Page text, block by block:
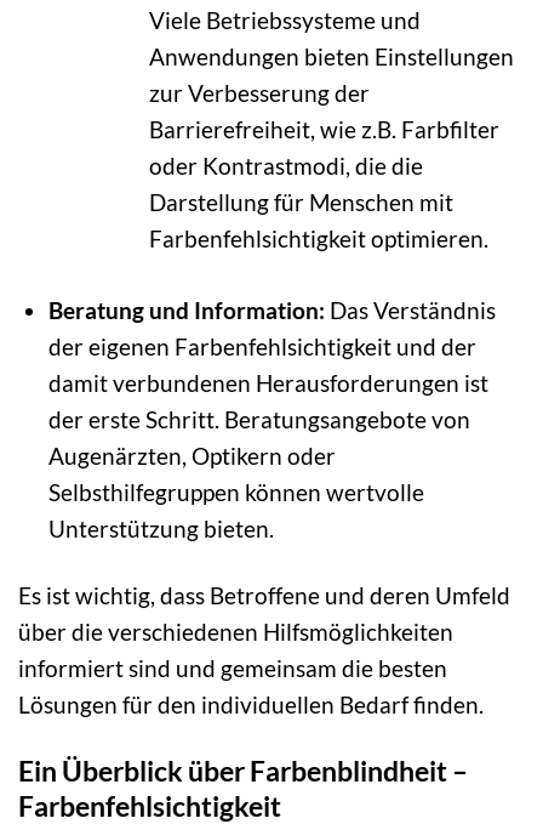
Viele Betriebssysteme und
Anwendungen bieten Einstellungen
zur Verbesserung der
Barrierefreiheit, wie z.B. Farbfilter
oder Kontrastmodi, die die
Darstellung für Menschen mit
Farbenfehlsichtigkeit optimieren.
Beratung und Information: Das Verständnis
der eigenen Farbenfehlsichtigkeit und der
damit verbundenen Herausforderungen ist
der erste Schritt. Beratungsangebote von
Augenärzten, Optikern oder
Selbsthilfegruppen können wertvolle
Unterstützung bieten.
Es ist wichtig, dass Betroffene und deren Umfeld
über die verschiedenen Hilfsmöglichkeiten
informiert sind und gemeinsam die besten
Lösungen für den individuellen Bedarf finden.
Ein Überblick über Farbenblindheit –
Farbenfehlsichtigkeit